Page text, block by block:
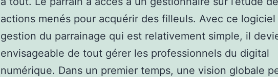
actions menés pour acquérir des filleuls. Avec ce logiciel
gestion du parrainage qui est relativement simple, il
envisageable de tout gérer les professionnels du digital
numérique. Dans un premier temps, une vision globale